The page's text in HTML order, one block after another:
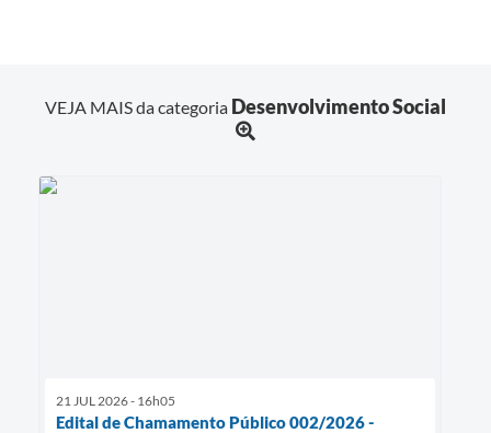
VEJA MAIS da categoria Desenvolvimento Social
21 JUL 2026 - 16h05
Edital de Chamamento Público 002/2026 -